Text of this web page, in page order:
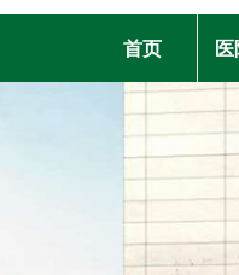
首页